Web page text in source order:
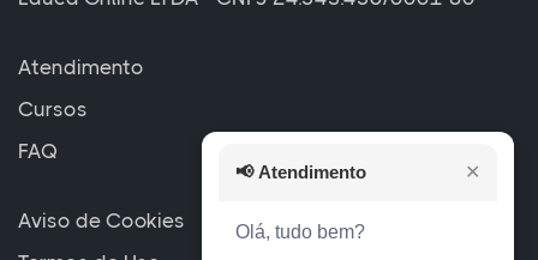
Atendimento
Cursos
FAQ
Aviso de Cookies
📢 Atendimento ✕
Olá, tudo bem?